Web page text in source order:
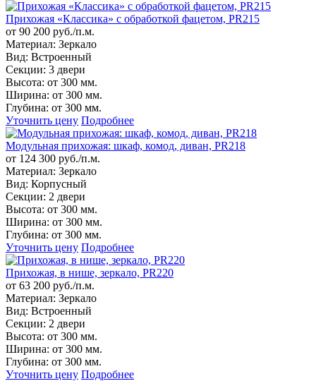
Прихожая «Классика» с обработкой фацетом, PR215
от 90 200 руб./п.м.
Материал: Зеркало
Вид: Встроенный
Секции: 3 двери
Высота: от 300 мм.
Ширина: от 300 мм.
Глубина: от 300 мм.
Уточнить цену Подробнее
Модульная прихожая: шкаф, комод, диван, PR218
от 124 300 руб./п.м.
Материал: Зеркало
Вид: Корпусный
Секции: 2 двери
Высота: от 300 мм.
Ширина: от 300 мм.
Глубина: от 300 мм.
Уточнить цену Подробнее
Прихожая, в нише, зеркало, PR220
от 63 200 руб./п.м.
Материал: Зеркало
Вид: Встроенный
Секции: 2 двери
Высота: от 300 мм.
Ширина: от 300 мм.
Глубина: от 300 мм.
Уточнить цену Подробнее